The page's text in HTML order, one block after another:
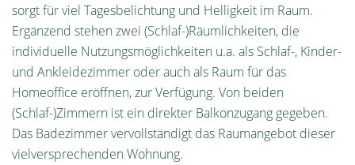
sorgt für viel Tagesbelichtung und Helligkeit im Raum.
Ergänzend stehen zwei (Schlaf-)Räumlichkeiten, die
individuelle Nutzungsmöglichkeiten u.a. als Schlaf-, Kinder-
und Ankleidezimmer oder auch als Raum für das
Homeoffice eröffnen, zur Verfügung. Von beiden
(Schlaf-)Zimmern ist ein direkter Balkonzugang gegeben.
Das Badezimmer vervollständigt das Raumangebot dieser
vielversprechenden Wohnung.